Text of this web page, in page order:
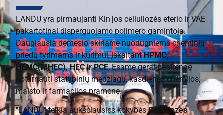
LANDU yra pirmaujanti Kinijos celiuliozės eterio ir VAE
pakartotinai disperguojamo polimero gamintoja.
Daugiausia dėmesio skiriame nuodugniems cheminių
priedų tyrimams ir kūrimui, įskaitantHPMC,
HEMC(MHEC), HEC ir PCE. Esame gerai pasirengę
aptarnauti statybinių medžiagų, kasdienės chemijos,
maisto ir farmacijos pramonę.
"LANDU" teikia aukščiausios kokybėsCeliuliozės